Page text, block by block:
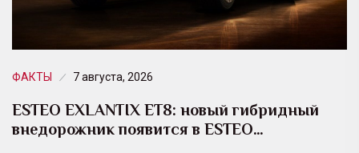
ФАКТЫ 7 августа, 2026
ESTEO EXLANTIX ET8: новый гибридный
внедорожник появится в ESTEO…